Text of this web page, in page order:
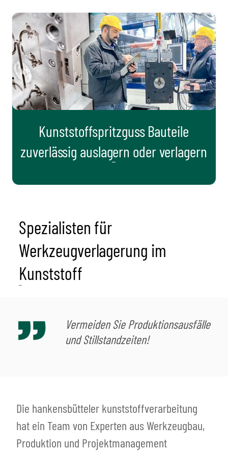
Kunststoffspritzguss Bauteile
zuverlässig auslagern oder verlagern
Spezialisten für
Werkzeugverlagerung im
Kunststoff
Vermeiden Sie Produktionsausfälle
und Stillstandzeiten!
Die hankensbütteler kunststoffverarbeitung
hat ein Team von Experten aus Werkzeugbau,
Produktion und Projektmanagement